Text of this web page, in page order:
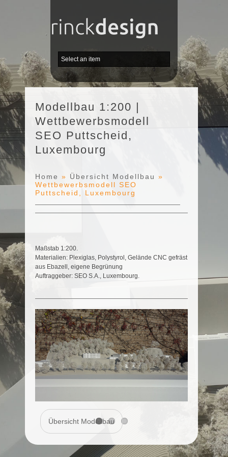
Modellbau 1:200 |
Wettbewerbsmodell
SEO Puttscheid,
Luxembourg
Home » Übersicht Modellbau »
Wettbewerbsmodell SEO
Puttscheid, Luxembourg
Maßstab 1:200.
Materialien: Plexiglas, Polystyrol, Gelände CNC gefräst
aus Ebazell, eigene Begrünung
Auftraggeber: SEO S.A., Luxembourg.
Übersicht Modellbau